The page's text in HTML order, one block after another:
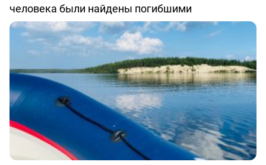
человека были найдены погибшими